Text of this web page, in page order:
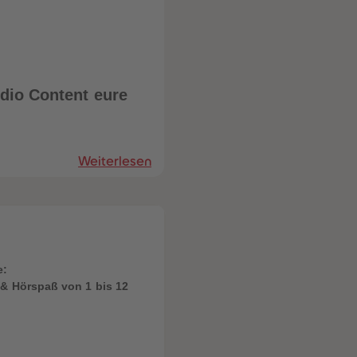
Content eure
Weiterlesen
Hörspaß von 1 bis 12